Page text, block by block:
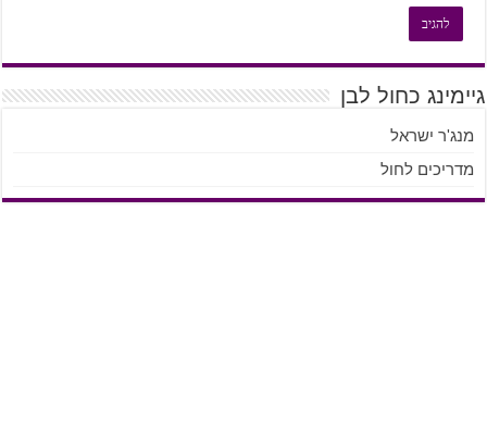
גיימינג כחול לבן
מנג'ר ישראל
מדריכים לחול